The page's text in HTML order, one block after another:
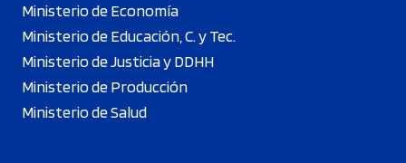
Ministerio de Economía
Ministerio de Educación, C. y Tec.
Ministerio de Justicia y DDHH
Ministerio de Producción
Ministerio de Salud